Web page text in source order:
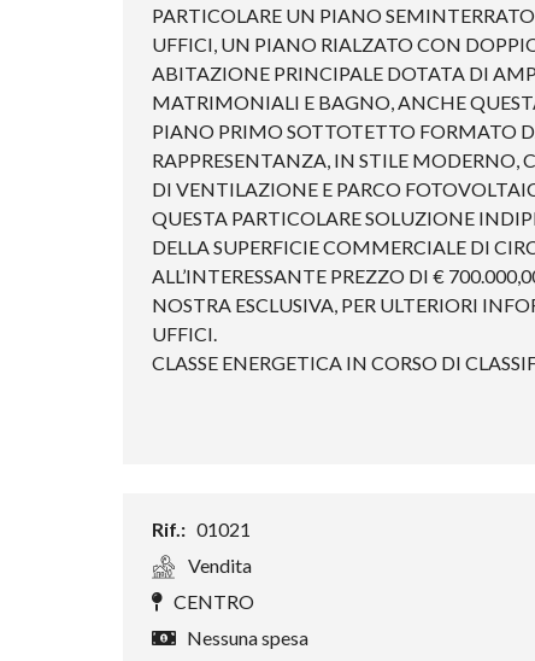
PARTICOLARE UN PIANO
UFFICI, UN PIANO RIALZATO CON
ABITAZIONE PRINCIPALE DOTATA DI
MATRIMONIALI E BAGNO, ANCHE
PIANO PRIMO SOTTOTETTO FORMATO
RAPPRESENTANZA, IN STILE
DI VENTILAZIONE E PARCO
QUESTA PARTICOLARE SOLUZIONE
DELLA SUPERFICIE COMMERCIALE DI
ALL’INTERESSANTE PREZZO DI €
NOSTRA ESCLUSIVA, PER ULTERIORI
UFFICI.
CLASSE ENERGETICA IN CORSO DI
Rif.: 01021
Vendita
CENTRO
Nessuna spesa